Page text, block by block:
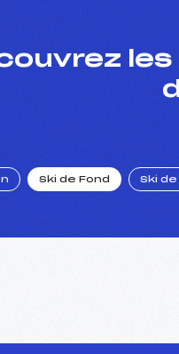
Ski de Fond Ski